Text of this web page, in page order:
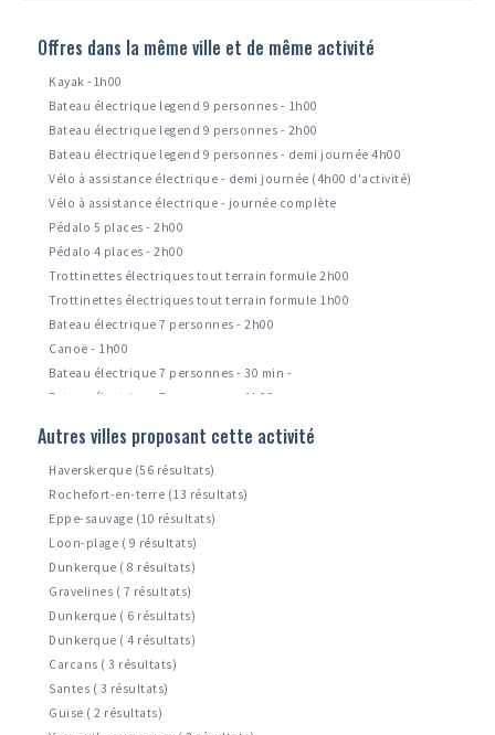
Offres dans la même ville et de même activité
Kayak -1h00
Bateau électrique legend 9 personnes - 1h00
Bateau électrique legend 9 personnes - 2h00
Bateau électrique legend 9 personnes - demi journée 4h00
Vélo à assistance électrique - demi journée (4h00 d'activité)
Vélo à assistance électrique - journée complète
Pédalo 5 places - 2h00
Pédalo 4 places - 2h00
Trottinettes électriques tout terrain formule 2h00
Trottinettes électriques tout terrain formule 1h00
Bateau électrique 7 personnes - 2h00
Canoë - 1h00
Bateau électrique 7 personnes - 30 min -
Bateau électrique 7 personnes - 1h00
Bateau électrique 5 personnes - - 1h00 - -
Autres villes proposant cette activité
Haverskerque (56 résultats)
Rochefort-en-terre (13 résultats)
Eppe-sauvage (10 résultats)
Loon-plage ( 9 résultats)
Dunkerque ( 8 résultats)
Gravelines ( 7 résultats)
Dunkerque ( 6 résultats)
Dunkerque ( 4 résultats)
Carcans ( 3 résultats)
Santes ( 3 résultats)
Guise ( 2 résultats)